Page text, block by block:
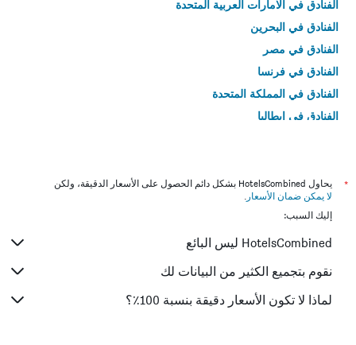
الفنادق في الامارات العربية المتحدة
الفنادق في البحرين
الفنادق في مصر
الفنادق في فرنسا
الفنادق في المملكة المتحدة
الفنادق في إيطاليا
*
يحاول HotelsCombined بشكل دائم الحصول على الأسعار الدقيقة، ولكن
لا يمكن ضمان الأسعار .
إليك السبب:
HotelsCombined ليس البائع
نقوم بتجميع الكثير من البيانات لك
لماذا لا تكون الأسعار دقيقة بنسبة 100٪؟